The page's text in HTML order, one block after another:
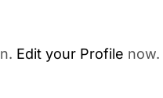
Edit your Profile now.